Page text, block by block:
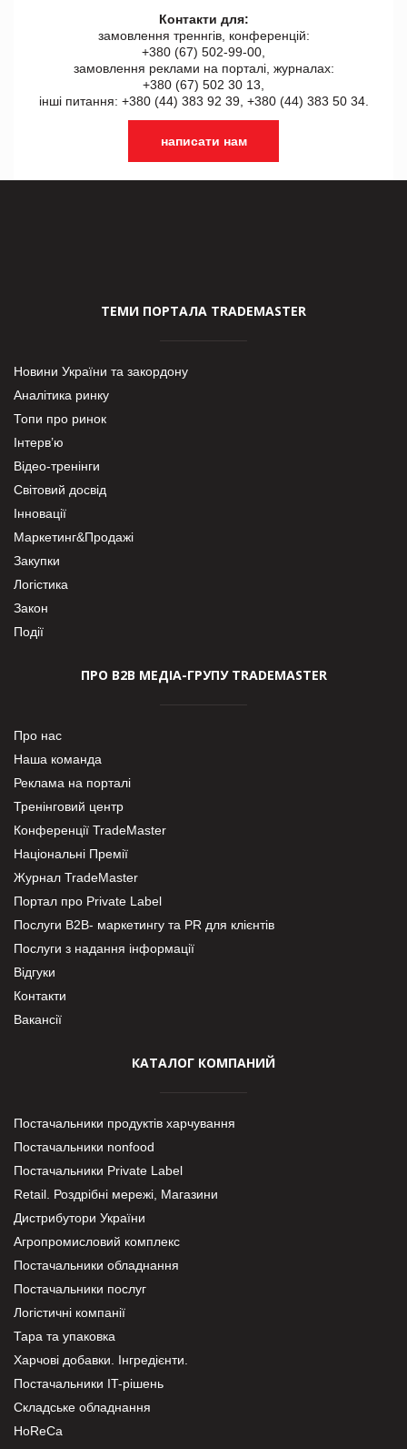
Контакти для:
замовлення треннгів, конференцій:
+380 (67) 502-99-00,
замовлення реклами на порталі, журналах:
+380 (67) 502 30 13,
інші питання: +380 (44) 383 92 39, +380 (44) 383 50 34.
написати нам
ТЕМИ ПОРТАЛА TRADEMASTER
Новини України та закордону
Аналітика ринку
Топи про ринок
Інтерв’ю
Відео-тренінги
Світовий досвід
Інновації
Маркетинг&Продажі
Закупки
Логістика
Закон
Події
ПРО В2В МЕДІА-ГРУПУ TRADEMASTER
Про нас
Наша команда
Реклама на порталі
Тренінговий центр
Конференції TradeMaster
Національні Премії
Журнал TradeMaster
Портал про Private Label
Послуги В2В- маркетингу та PR для клієнтів
Послуги з надання інформації
Відгуки
Контакти
Вакансії
КАТАЛОГ КОМПАНИЙ
Постачальники продуктів харчування
Постачальники nonfood
Постачальники Private Label
Retail. Роздрібні мережі, Магазини
Дистрибутори України
Агропромисловий комплекс
Постачальники обладнання
Постачальники послуг
Логістичні компанії
Тара та упаковка
Харчові добавки. Інгредієнти.
Постачальники IT-рішень
Складське обладнання
HoReCa